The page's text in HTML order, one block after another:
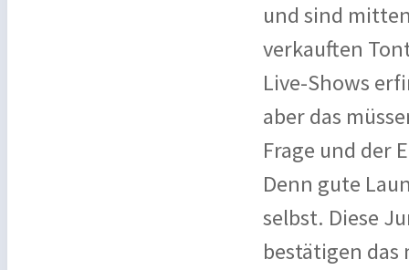
und sind
verkauften
Live-Shows
aber das
Frage und der
Denn gute
selbst. Diese
bestätigen